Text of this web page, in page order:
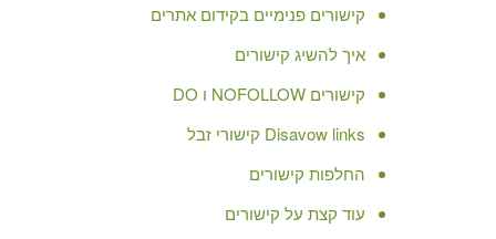
קישורים פנימיים בקידום אתרים
איך להשיג קישורים
קישורים NOFOLLOW ו DO
Disavow links קישורי זבל
החלפות קישורים
עוד קצת על קישורים